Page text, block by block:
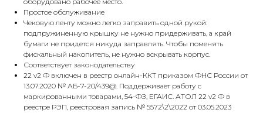
Простое обслуживание
Чековую ленту можно легко заправить одной рукой:
подпружиненную крышку не нужно придерживать, а край
бумаги не придется никуда заправлять. Чтобы поменять
фискальный накопитель, не нужно вскрывать корпус.
Соответствует законодательству
22 v2 Ф включен в реестр онлайн-ККТ приказом ФНС России от
13.07.2020 № АБ-7-20/439@. Поддерживает работу с
маркированными товарами, 54-ФЗ, ЕГАИС. АТОЛ 22 v2 Ф в
реестре РЭП, реестровая запись № 5572\2\2022 от 03.05.2023
Сканеры Штрих-Кода
Принтеры этикеток
Этикетки самоклеющиеся
Денежные ящики
Клиентам
О компании
Доставка и оплата
Обратный звонок
gm@kassmarket.ru
и сотрудничество
Банковское оборудование
Терминалы сбора данных
Программное обеспечение
Чековая лента
Pos-периферия